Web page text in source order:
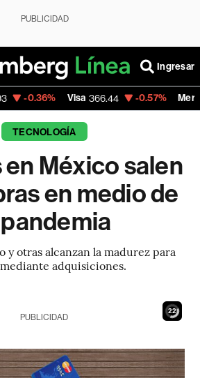
PUBLICIDAD
Ingresar
Visa 366.44 -0.57% MercadoLibre
TECNOLOGÍA
México salen
en medio de
y otras alcanzan la madurez para
adquisiciones.
20
PUBLICIDAD